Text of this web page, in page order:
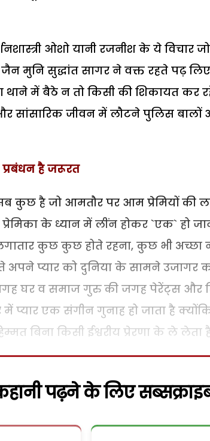
ओशो यानी रजनीश के ये विचार
मुनि सुद्धांत सागर ने वक्त रहते पढ़ लिए
थाने में बैठे न तो किसी की शिकायत कर
सांसारिक जीवन में लौटने पुलिस बालों
है जरूरत
कुछ है जो आमतौर पर आम प्रेमियों की
के ध्यान में लींन होकर `एक` हो
लगातार कुछ कुछ होते रहना, कुछ भी
अपने प्यार को दुनिया के सामने उजागर
घर व समाज गुरु की जगह पेरेंट्स और
प्यार एक संगीन गुनाह हो जाता है
बिना किसी ईश्वरीय प्रेरणा के ले लेता
पढ़ने के लिए